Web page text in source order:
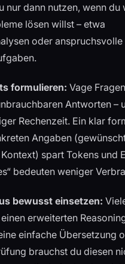
nur dann nutzen, wenn du
lösen willst – etwa
oder anspruchsvolle
formulieren: Vage
Antworten –
Rechenzeit. Ein klar
Angaben
spart Tokens und
bedeuten weniger
bewusst einsetzen:
erweiterten
einfache Übersetzung
brauchst du diesen